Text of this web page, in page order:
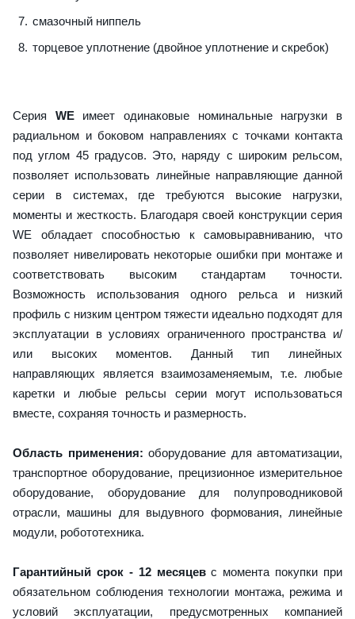
смазочный ниппель
торцевое уплотнение (двойное уплотнение и скребок)
Серия WEимеет одинаковые номинальные нагрузки в
радиальном и боковом направлениях с точками контакта
под углом 45 градусов. Это, наряду с широким рельсом,
позволяет использовать линейные направляющие данной
серии в системах, где требуются высокие нагрузки,
моменты и жесткость. Благодаря своей конструкции серия
WE обладает способностью к самовыравниванию, что
позволяет нивелировать некоторые ошибки при монтаже и
соответствовать высоким стандартам точности.
Возможность использования одного рельса и низкий
профиль с низким центром тяжести идеально подходят для
эксплуатации в условиях ограниченного пространства и/
или высоких моментов. Данный тип линейных
направляющих является взаимозаменяемым, т.е. любые
каретки и любые рельсы серии могут использоваться
вместе, сохраняя точность и размерность.
Область применения: оборудование для автоматизации,
транспортное оборудование, прецизионное измерительное
оборудование, оборудование для полупроводниковой
отрасли, машины для выдувного формования, линейные
модули, робототехника.
Гарантийный срок - 12 месяцевс момента покупки при
обязательном соблюдения технологии монтажа, режима и
условий эксплуатации, предусмотренных компанией